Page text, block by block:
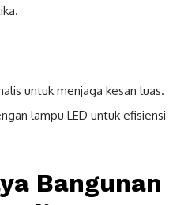
untuk menjaga kesan luas.
lampu LED untuk efisiensi
Bangunan